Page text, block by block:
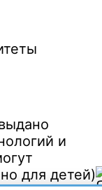
и
для детей)